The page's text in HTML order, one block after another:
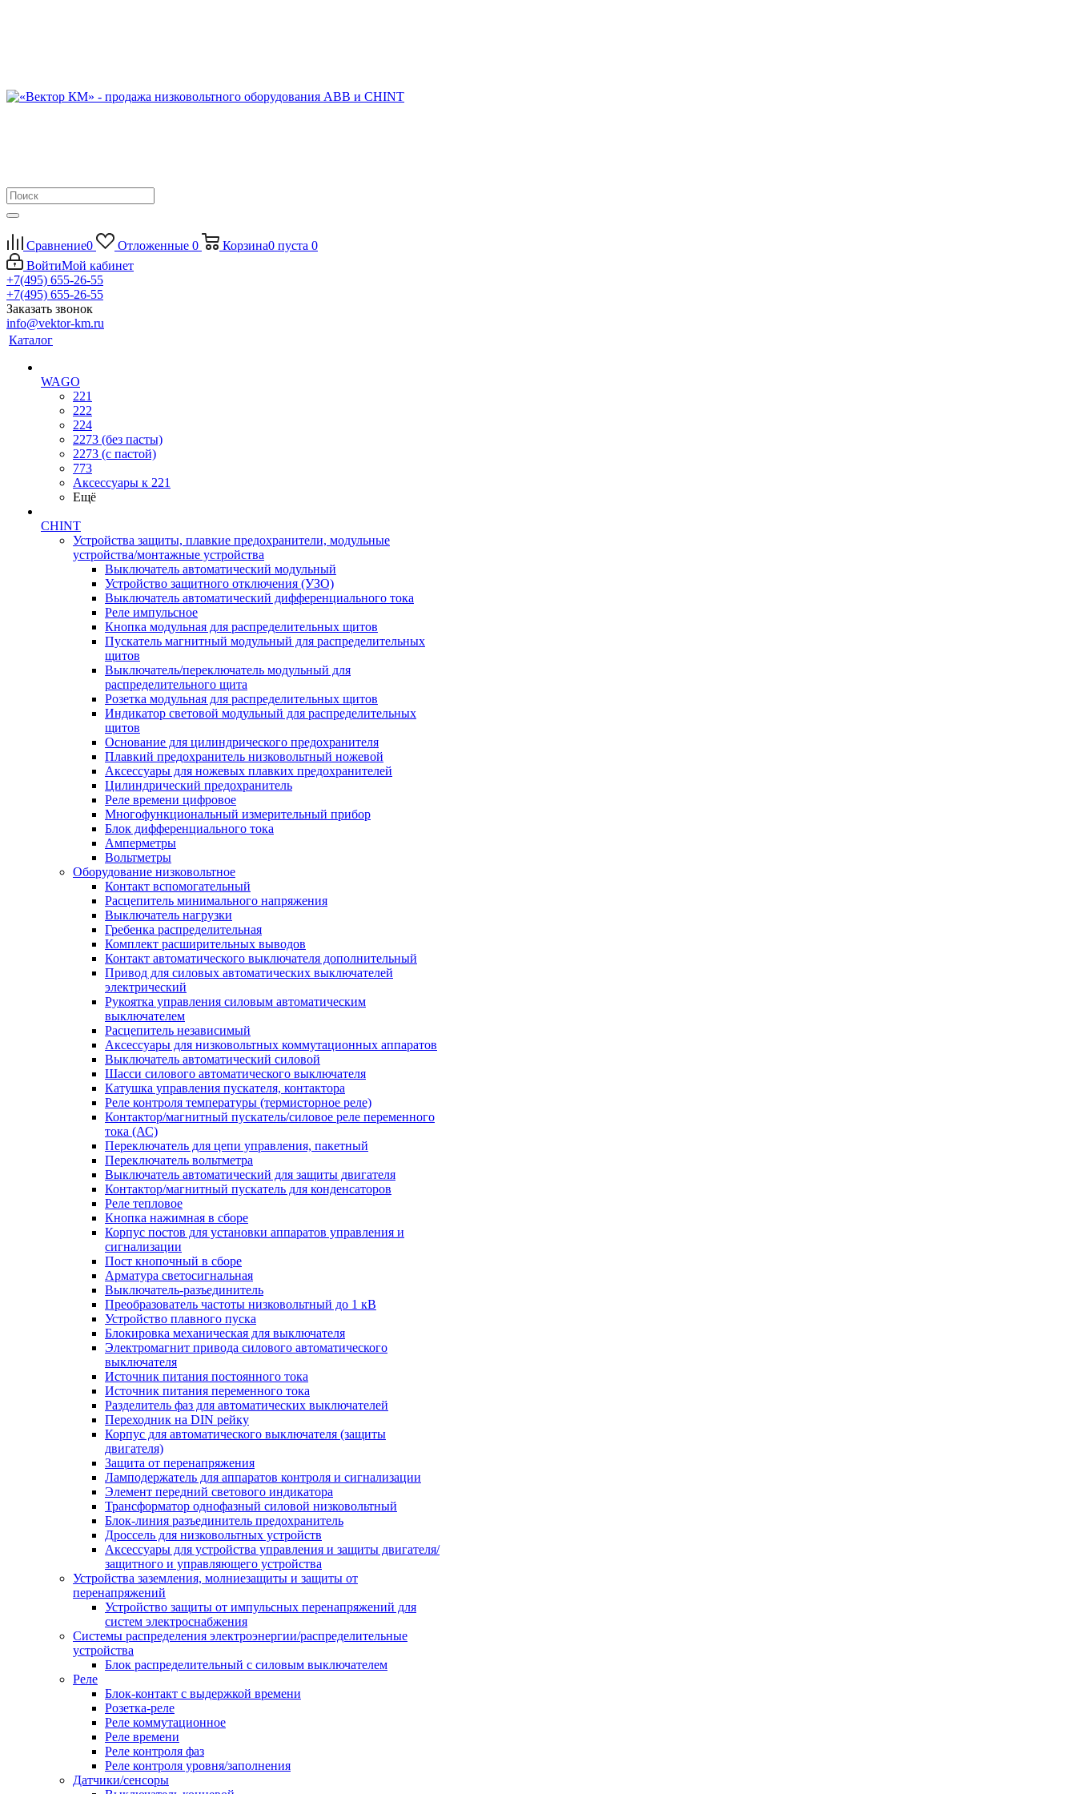
Сравнение0 Отложенные 0 Корзина0 пуста 0
ВойтиМой кабинет
+7(495) 655-26-55
+7(495) 655-26-55
Заказать звонок
info@vektor-km.ru
Каталог
WAGO
221
222
224
2273 (без пасты)
2273 (с пастой)
773
Аксессуары к 221
Ещё
CHINT
Устройства защиты, плавкие предохранители, модульные
устройства/монтажные устройства
Выключатель автоматический модульный
Устройство защитного отключения (УЗО)
Выключатель автоматический дифференциального тока
Реле импульсное
Кнопка модульная для распределительных щитов
Пускатель магнитный модульный для распределительных
щитов
Выключатель/переключатель модульный для
распределительного щита
Розетка модульная для распределительных щитов
Индикатор световой модульный для распределительных
щитов
Основание для цилиндрического предохранителя
Плавкий предохранитель низковольтный ножевой
Аксессуары для ножевых плавких предохранителей
Цилиндрический предохранитель
Реле времени цифровое
Многофункциональный измерительный прибор
Блок дифференциального тока
Амперметры
Вольтметры
Оборудование низковольтное
Контакт вспомогательный
Расцепитель минимального напряжения
Выключатель нагрузки
Гребенка распределительная
Комплект расширительных выводов
Контакт автоматического выключателя дополнительный
Привод для силовых автоматических выключателей
электрический
Рукоятка управления силовым автоматическим
выключателем
Расцепитель независимый
Аксессуары для низковольтных коммутационных аппаратов
Выключатель автоматический силовой
Шасси силового автоматического выключателя
Катушка управления пускателя, контактора
Реле контроля температуры (термисторное реле)
Контактор/магнитный пускатель/силовое реле переменного
тока (АС)
Переключатель для цепи управления, пакетный
Переключатель вольтметра
Выключатель автоматический для защиты двигателя
Контактор/магнитный пускатель для конденсаторов
Реле тепловое
Кнопка нажимная в сборе
Корпус постов для установки аппаратов управления и
сигнализации
Пост кнопочный в сборе
Арматура светосигнальная
Выключатель-разъединитель
Преобразователь частоты низковольтный до 1 кВ
Устройство плавного пуска
Блокировка механическая для выключателя
Электромагнит привода силового автоматического
выключателя
Источник питания постоянного тока
Источник питания переменного тока
Разделитель фаз для автоматических выключателей
Переходник на DIN рейку
Корпус для автоматического выключателя (защиты
двигателя)
Защита от перенапряжения
Ламподержатель для аппаратов контроля и сигнализации
Элемент передний светового индикатора
Трансформатор однофазный силовой низковольтный
Блок-линия разъединитель предохранитель
Дроссель для низковольтных устройств
Аксессуары для устройства управления и защиты двигателя/
защитного и управляющего устройства
Устройства заземления, молниезащиты и защиты от
перенапряжений
Устройство защиты от импульсных перенапряжений для
систем электроснабжения
Системы распределения электроэнергии/распределительные
устройства
Блок распределительный с силовым выключателем
Реле
Блок-контакт с выдержкой времени
Розетка-реле
Реле коммутационное
Реле времени
Реле контроля фаз
Реле контроля уровня/заполнения
Датчики/сенсоры